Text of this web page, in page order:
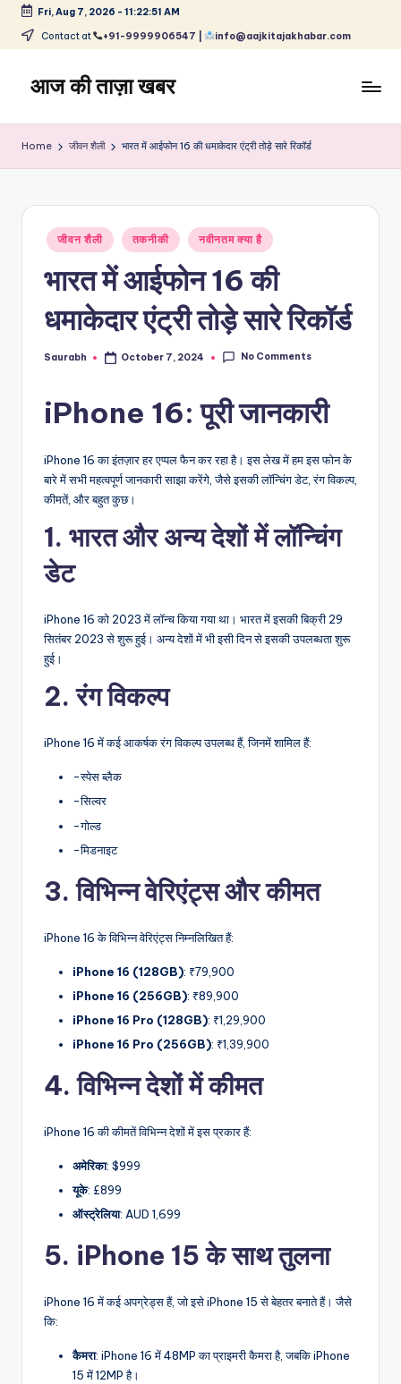
Skip
content
Fri, Aug 7, 2026 - 11:22:51 AM
Contact at +91-9999906547 | info@aajkitajakhabar.com
आज की ताज़ा खबर
मनोरंजन,
व्यापार
विश्व
Home जीवन शैली भारत में आईफोन 16 की धमाकेदार एंट्री तोड़े सारे रिकॉर्ड
Posted
in
जीवन शैली तकनीकी नवीनतम क्या है
भारत में आईफोन 16 की
धमाकेदार एंट्री तोड़े सारे रिकॉर्ड
Posted
Saurabh October 7, 2024 No Comments
iPhone 16: पूरी जानकारी
iPhone 16 का इंतज़ार हर एप्पल फैन कर रहा है। इस लेख में हम इस फोन के
बारे में सभी महत्वपूर्ण जानकारी साझा करेंगे, जैसे इसकी लॉन्चिंग डेट, रंग विकल्प,
कीमतें, और बहुत कुछ।
1. भारत और अन्य देशों में लॉन्चिंग
डेट
iPhone 16 को 2023 में लॉन्च किया गया था। भारत में इसकी बिक्री 29
सितंबर 2023 से शुरू हुई। अन्य देशों में भी इसी दिन से इसकी उपलब्धता शुरू
हुई।
2. रंग विकल्प
iPhone 16 में कई आकर्षक रंग विकल्प उपलब्ध हैं, जिनमें शामिल हैं:
-स्पेस ब्लैक
-सिल्वर
-गोल्ड
-मिडनाइट
3. विभिन्न वेरिएंट्स और कीमत
iPhone 16 के विभिन्न वेरिएंट्स निम्नलिखित हैं:
iPhone 16 (128GB): ₹79,900
iPhone 16 (256GB): ₹89,900
iPhone 16 Pro (128GB): ₹1,29,900
iPhone 16 Pro (256GB): ₹1,39,900
4. विभिन्न देशों में कीमत
iPhone 16 की कीमतें विभिन्न देशों में इस प्रकार हैं:
अमेरिका: $999
यूके: £899
ऑस्ट्रेलिया: AUD 1,699
5. iPhone 15 के साथ तुलना
iPhone 16 में कई अपग्रेड्स हैं, जो इसे iPhone 15 से बेहतर बनाते हैं। जैसे
कि:
कैमरा: iPhone 16 में 48MP का प्राइमरी कैमरा है, जबकि iPhone
15 में 12MP है।